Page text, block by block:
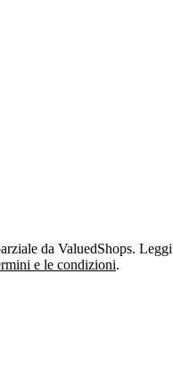
da ValuedShops. Leggi
e le condizioni.